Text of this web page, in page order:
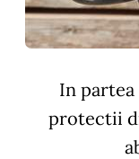
In
protectii